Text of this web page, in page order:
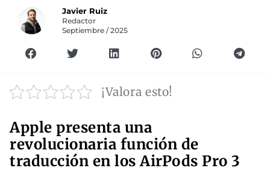
Javier Ruiz
Redactor
Septiembre / 2025
¡Valora esto!
Apple presenta una
revolucionaria función de
traducción en los AirPods Pro 3